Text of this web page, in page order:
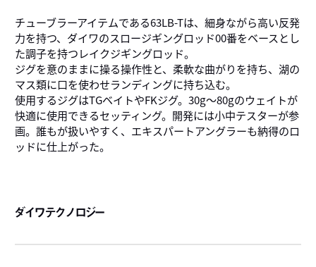
チューブラーアイテムである63LB-Tは、細身ながら高い反発
力を持つ、ダイワのスロージギングロッド00番をベースとし
た調子を持つレイクジギングロッド。
ジグを意のままに操る操作性と、柔軟な曲がりを持ち、湖の
マス類に口を使わせランディングに持ち込む。
使用するジグはTGベイトやFKジグ。30g～80gのウェイトが
快適に使用できるセッティング。開発には小中テスターが参
画。誰もが扱いやすく、エキスパートアングラーも納得のロ
ッドに仕上がった。
ダイワテクノロジー